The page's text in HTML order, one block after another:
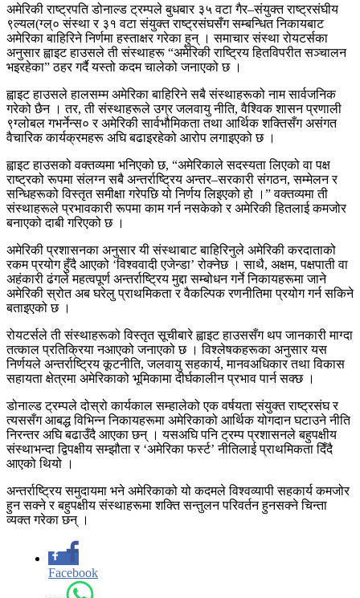
अमेरिकी राष्ट्रपति डोनाल्ड ट्रम्पले बुधबार ३५ वटा गैर–संयुक्त राष्ट्रसंघीय
९ल्यल(ग्ल्० संस्था र ३१ वटा संयुक्त राष्ट्रसंघसँग सम्बन्धित निकायबाट
अमेरिका बाहिरिने निर्णमा हस्ताक्षर गरेका हुन् । समाचार संस्था रोयटर्सका
अनुसार ह्वाइट हाउसले ती संस्थाहरू “अमेरिकी राष्ट्रिय हितविपरीत सञ्चालन
भइरहेका” ठहर गर्दै यस्तो कदम चालेको जनाएको छ ।
ह्वाइट हाउसले हालसम्म अमेरिका बाहिरिने सबै संस्थाहरूको नाम सार्वजनिक
गरेको छैन । तर, ती संस्थाहरूले उग्र जलवायु नीति, वैश्विक शासन प्रणाली
९ग्लोबल गभर्नेन्स० र अमेरिकी सार्वभौमिकता तथा आर्थिक शक्तिसँग असंगत
वैचारिक कार्यक्रमहरू अघि बढाइरहेको आरोप लगाइएको छ ।
ह्वाइट हाउसको वक्तव्यमा भनिएको छ, “अमेरिकाले सदस्यता लिएको वा पक्ष
राष्ट्रको रूपमा संलग्न सबै अन्तर्राष्ट्रिय अन्तर–सरकारी संगठन, सम्मेलन र
सन्धिहरूको विस्तृत समीक्षा गरेपछि यो निर्णय लिइएको हो ।” वक्तव्यमा ती
संस्थाहरूले प्रभावकारी रूपमा काम गर्न नसकेको र अमेरिकी हितलाई कमजोर
बनाएको दाबी गरिएको छ ।
अमेरिकी प्रशासनका अनुसार यी संस्थाबाट बाहिरिनुले अमेरिकी करदाताको
रकम प्रयोग हुँदै आएको ‘विश्ववादी एजेन्डा’ रोक्नेछ । साथै, अक्षम, पक्षपाती वा
अहंकारी ढंगले महत्वपूर्ण अन्तर्राष्ट्रिय मुद्दा सम्बोधन गर्ने निकायहरूमा जाने
अमेरिकी स्रोत अब घरेलु प्राथमिकता र वैकल्पिक रणनीतिमा प्रयोग गर्न सकिने
बताइएको छ ।
रोयटर्सले ती संस्थाहरूको विस्तृत सूचीबारे ह्वाइट हाउससँग थप जानकारी माग्दा
तत्काल प्रतिक्रिया नआएको जनाएको छ । विश्लेषकहरूका अनुसार यस
निर्णयले अन्तर्राष्ट्रिय कूटनीति, जलवायु सहकार्य, मानवअधिकार तथा विकास
सहायता क्षेत्रमा अमेरिकाको भूमिकामा दीर्घकालीन प्रभाव पार्न सक्छ ।
डोनाल्ड ट्रम्पले दोस्रो कार्यकाल सम्हालेको एक वर्षयता संयुक्त राष्ट्रसंघ र
त्यससँग आबद्ध विभिन्न निकायहरूमा अमेरिकाको आर्थिक योगदान घटाउने नीति
निरन्तर अघि बढाउँदै आएका छन् । यसअघि पनि ट्रम्प प्रशासनले बहुपक्षीय
संस्थाभन्दा द्विपक्षीय सम्झौता र ‘अमेरिका फर्स्ट’ नीतिलाई प्राथमिकता दिँदै
आएको थियो ।
अन्तर्राष्ट्रिय समुदायमा भने अमेरिकाको यो कदमले विश्वव्यापी सहकार्य कमजोर
हुन सक्ने र बहुपक्षीय संस्थाहरूमा शक्ति सन्तुलन परिवर्तन हुनसक्ने चिन्ता
व्यक्त गरेका छन् ।
Facebook